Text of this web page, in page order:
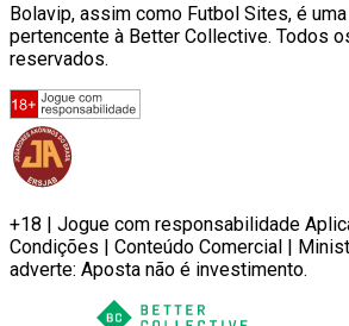
Bolavip, assim como Futbol Sites, é
pertencente à Better Collective. Todos
reservados.
+18 | Jogue com responsabilidade
Condições | Conteúdo Comercial |
adverte: Aposta não é investimento.